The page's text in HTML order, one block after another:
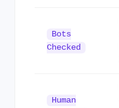
Bots
Checked
Human